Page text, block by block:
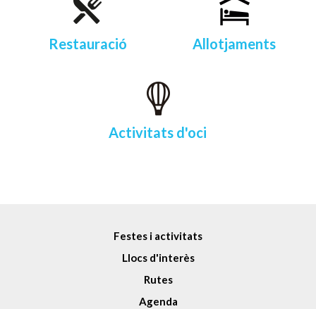
Restauració Allotjaments
Activitats d'oci
Festes i activitats
Llocs d'interès
Rutes
Agenda